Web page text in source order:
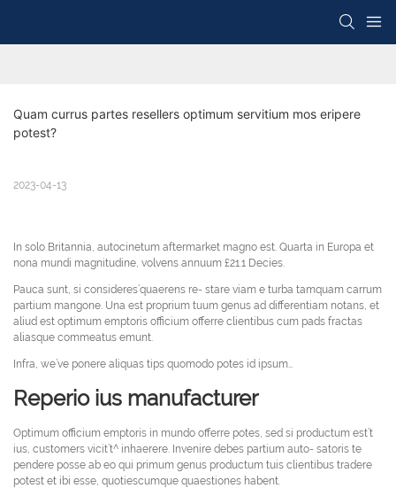
Quam currus partes resellers optimum servitium mos eripere
potest?
2023-04-13
In solo Britannia, autocinetum aftermarket magno est. Quarta in Europa et
nona mundi magnitudine, volvens annuum £21.1 Decies.
Pauca sunt, si consideres’quaerens re- stare viam e turba tamquam carrum
partium mangone. Una est proprium tuum genus ad differentiam notans, et
aliud est optimum emptoris officium offerre clientibus cum pads fractas
aliasque commeatus emunt.
Infra, we’ve ponere aliquas tips quomodo potes id ipsum…
Reperio ius manufacturer
Optimum officium emptoris in mundo offerre potes, sed si productum est’t
ius, customers vicit’t^ inhaerere. Invenire debes partium auto- satoris te
pendere posse ab eo qui primum genus productum tuis clientibus tradere
potest et ibi esse, quotiescumque quaestiones habent.